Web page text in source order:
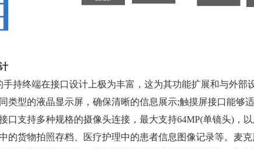
终端在接口设计上极为丰富，这为其功能扩展和与外部
类型的液晶显示屏，确保清晰的信息展示;触摸屏接口能够
口支持多种规格的摄像头连接，最大支持64MP(单镜头)，
的货物拍照存档、医疗护理中的患者信息图像记录等。麦